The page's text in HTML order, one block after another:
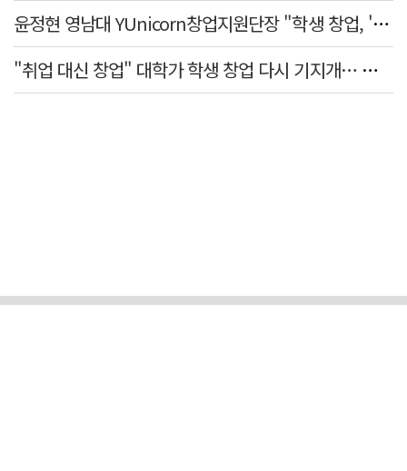
윤정현 영남대 YUnicorn창업지원단장 "학생 창업, '팀 빌딩'이 제일 중요"
"취업 대신 창업" 대학가 학생 창업 다시 기지개… 창업자·기업·매출 동반 성장